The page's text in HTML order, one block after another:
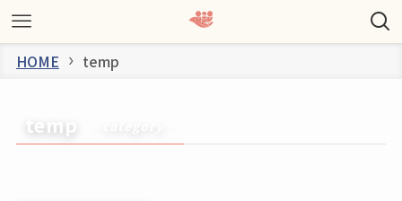
HOME temp
temp